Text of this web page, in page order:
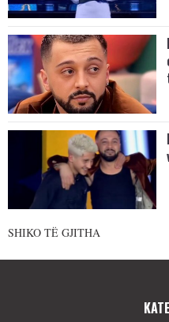
SHIKO TË GJITHA